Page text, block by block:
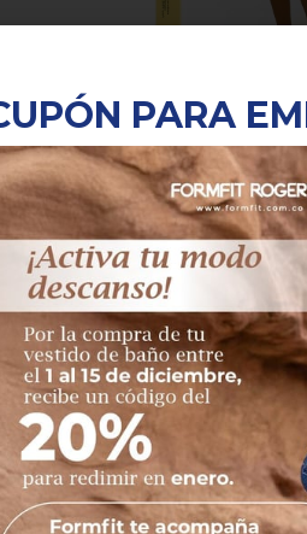
Medias Muslo Alta
S M L
$137.900
Seleccionar opciones
PARA